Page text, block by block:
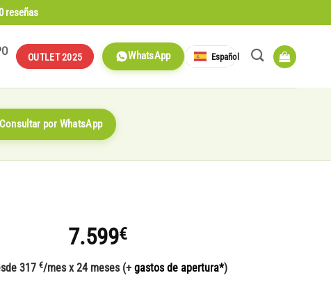
reseñas
OUTLET 2025 WhatsApp Español
Consultar por WhatsApp
7.599€
317 €/mes x 24 meses (+ gastos de apertura*)